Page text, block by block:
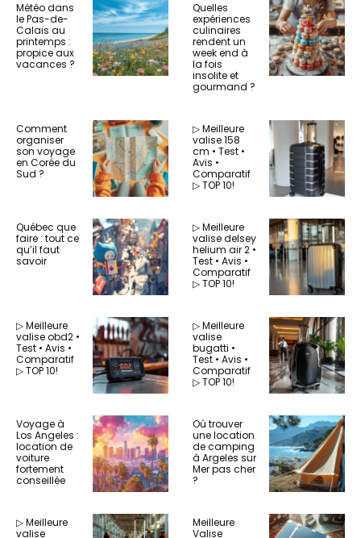
Météo dans
le Pas-de-
Calais au
printemps :
propice aux
vacances ?
Quelles
expériences
culinaires
rendent un
week end à
la fois
insolite et
gourmand ?
Comment
organiser
son voyage
en Corée du
Sud ?
▷ Meilleure
valise 158
cm • Test •
Avis •
Comparatif
▷ TOP 10!
Québec que
faire : tout ce
qu’il faut
savoir
▷ Meilleure
valise delsey
helium air 2 •
Test • Avis •
Comparatif
▷ TOP 10!
▷ Meilleure
valise obd2 •
Test • Avis •
Comparatif
▷ TOP 10!
▷ Meilleure
valise
bugatti •
Test • Avis •
Comparatif
▷ TOP 10!
Voyage à
Los Angeles :
location de
voiture
fortement
conseillée
Où trouver
une location
de camping
à Argeles sur
Mer pas cher
?
▷ Meilleure
valise
Meilleure
Valise